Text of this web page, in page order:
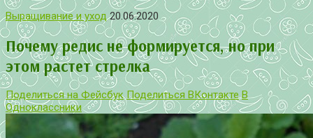
Выращивание и уход 20.06.2020
Почему редис не формируется, но при
этом растет стрелка
Поделиться на Фейсбук Поделиться ВКонтакте В
Одноклассники